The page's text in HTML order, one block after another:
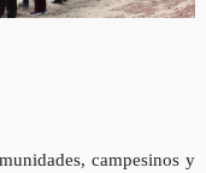
campesinos y